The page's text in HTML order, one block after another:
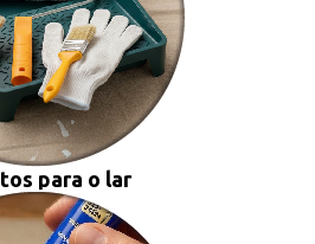
para o lar